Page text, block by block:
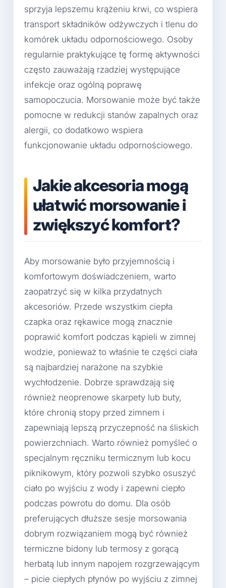
sprzyja lepszemu krążeniu krwi, co wspiera
transport składników odżywczych i tlenu do
komórek układu odpornościowego. Osoby
regularnie praktykujące tę formę aktywności
często zauważają rzadziej występujące
infekcje oraz ogólną poprawę
samopoczucia. Morsowanie może być także
pomocne w redukcji stanów zapalnych oraz
alergii, co dodatkowo wspiera
funkcjonowanie układu odpornościowego.
Jakie akcesoria mogą
ułatwić morsowanie i
zwiększyć komfort?
Aby morsowanie było przyjemnością i
komfortowym doświadczeniem, warto
zaopatrzyć się w kilka przydatnych
akcesoriów. Przede wszystkim ciepła
czapka oraz rękawice mogą znacznie
poprawić komfort podczas kąpieli w zimnej
wodzie, ponieważ to właśnie te części ciała
są najbardziej narażone na szybkie
wychłodzenie. Dobrze sprawdzają się
również neoprenowe skarpety lub buty,
które chronią stopy przed zimnem i
zapewniają lepszą przyczepność na śliskich
powierzchniach. Warto również pomyśleć o
specjalnym ręczniku termicznym lub kocu
piknikowym, który pozwoli szybko osuszyć
ciało po wyjściu z wody i zapewni ciepło
podczas powrotu do domu. Dla osób
preferujących dłuższe sesje morsowania
dobrym rozwiązaniem mogą być również
termiczne bidony lub termosy z gorącą
herbatą lub innym napojem rozgrzewającym
– picie ciepłych płynów po wyjściu z zimnej